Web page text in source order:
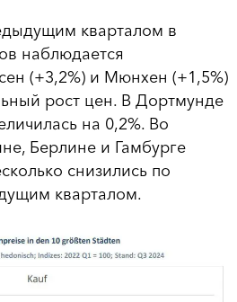
кварталом в
наблюдается
(+3,2%) и Мюнхен (+1,5%)
рост цен. В Дортмунде
на 0,2%. Во
Берлине и Гамбурге
снизились по
кварталом.